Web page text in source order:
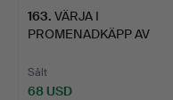
163. VÄRJA I
PROMENADKÄPP AV
Sålt
68 USD